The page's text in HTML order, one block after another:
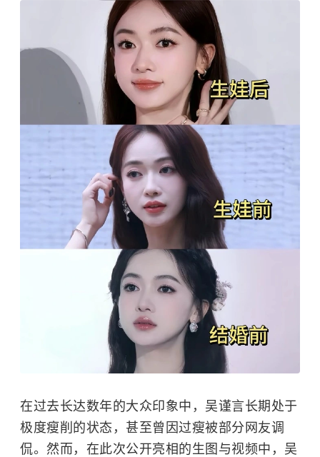
在过去长达数年的大众印象中， 吴谨言长期处于
极度瘦削的状态，甚至曾因过瘦被部分网友调
侃。然而，在此次公开亮相的生图与视频中，吴